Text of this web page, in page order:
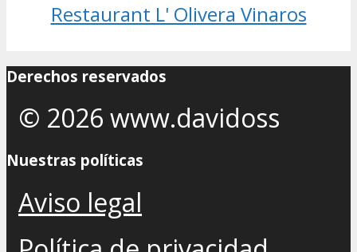
Restaurant L' Olivera Vinaros
Derechos reservados
© 2026 www.davidoss
Nuestras políticas
Aviso legal